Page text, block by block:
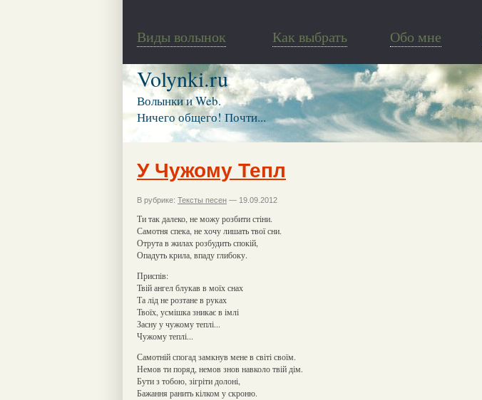
Виды волынок Как выбрать Обо мне
Volynki.ru
Волынки и Web.
Ничего общего! Почти...
У Чужому Тепл
В рубрике: Тексты песен — 19.09.2012
Ти так далеко, не можу розбити стіни.
Самотня спека, не хочу лишать твої сни.
Отрута в жилах розбудить спокій,
Опадуть крила, впаду глибоку.
Приспів:
Твій ангел блукав в моїх снах
Та лід не розтане в руках
Твоїх, усмішка зникає в імлі
Засну у чужому теплі...
Чужому теплі...
Самотній спогад замкнув мене в світі своїм.
Немов ти поряд, немов знов навколо твій дім.
Бути з тобою, зігріти долоні,
Бажання ранить кілком у скроню.